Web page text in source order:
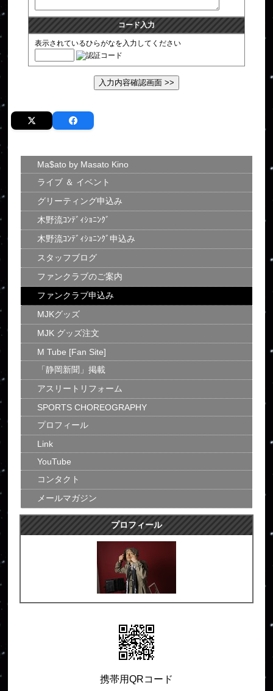
コード入力
表示されているひらがなを入力してください
Ma$ato by Masato Kino
ライブ ＆ イベント
グリーティング申込み
木野流ｺﾝﾃﾞｨｼｮﾆﾝｸﾞ
木野流ｺﾝﾃﾞｨｼｮﾆﾝｸﾞ申込み
スタッフブログ
ファンクラブのご案内
ファンクラブ申込み
MJKグッズ
MJK グッズ注文
M Tube [Fan Site]
「静岡新聞」掲載
アスリートリフォーム
SPORTS CHOREOGRAPHY
プロフィール
Link
YouTube
コンタクト
メールマガジン
プロフィール
携帯用QRコード